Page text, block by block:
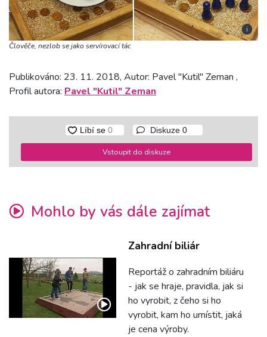
i
Člověče, nezlob se jako servírovací tác
Publikováno: 23. 11. 2018, Autor: Pavel "Kutil" Zeman ,
Profil autora: Pavel "Kutil" Zeman
Diskuze 0
Vstoupit do diskuze
Mohlo by vás dále zajímat
Zahradní biliár
Reportáž o zahradním biliáru
- jak se hraje, pravidla, jak si
ho vyrobit, z čeho si ho
vyrobit, kam ho umístit, jaká
je cena výroby.